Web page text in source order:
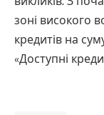
зоні високого
кредитів на
«Доступні